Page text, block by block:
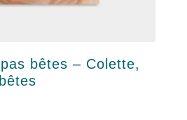
bêtes – Colette,